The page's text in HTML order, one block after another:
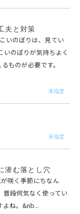
夫と対策
いのぼりは、見てい
いのぼりが気持ちよく
ものが必要です。
未指定
未指定
潜む落とし穴
咲く季節にちなん
普段何気なく使ってい
よね。&nb...